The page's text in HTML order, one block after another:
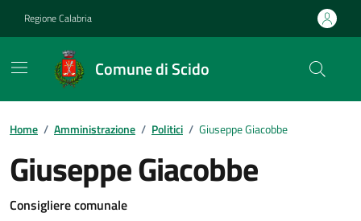
Regione Calabria
Comune di Scido
Home / Amministrazione / Politici / Giuseppe Giacobbe
Giuseppe Giacobbe
Consigliere comunale